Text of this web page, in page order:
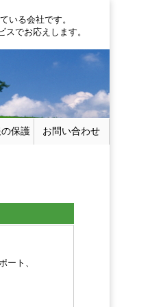
いる会社です。
でお応えします。
保護 お問い合わせ
ト、